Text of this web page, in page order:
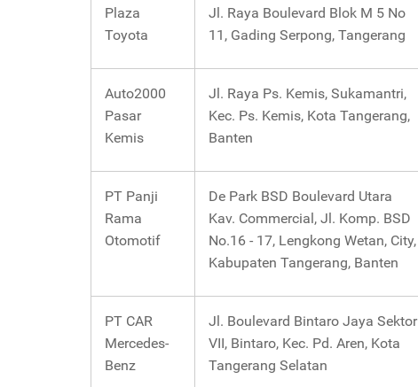
Plaza
Toyota
Jl. Raya Boulevard Blok M 5 No
11, Gading Serpong, Tangerang
Auto2000
Pasar
Kemis
Jl. Raya Ps. Kemis, Sukamantri,
Kec. Ps. Kemis, Kota Tangerang,
Banten
PT Panji
Rama
Otomotif
De Park BSD Boulevard Utara
Kav. Commercial, Jl. Komp. BSD
No.16 - 17, Lengkong Wetan, City,
Kabupaten Tangerang, Banten
PT CAR
Mercedes-
Benz
Jl. Boulevard Bintaro Jaya Sektor
VII, Bintaro, Kec. Pd. Aren, Kota
Tangerang Selatan